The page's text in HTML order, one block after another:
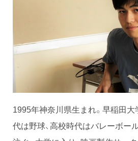
1995年神奈川県生まれ。早稲田
代は野球、高校時代はバレーボー